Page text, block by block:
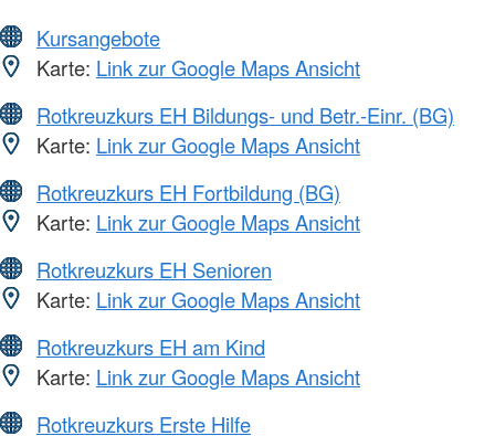
Kursangebote
Karte: Link zur Google Maps Ansicht
Rotkreuzkurs EH Bildungs- und Betr.-Einr. (BG)
Karte: Link zur Google Maps Ansicht
Rotkreuzkurs EH Fortbildung (BG)
Karte: Link zur Google Maps Ansicht
Rotkreuzkurs EH Senioren
Karte: Link zur Google Maps Ansicht
Rotkreuzkurs EH am Kind
Karte: Link zur Google Maps Ansicht
Rotkreuzkurs Erste Hilfe